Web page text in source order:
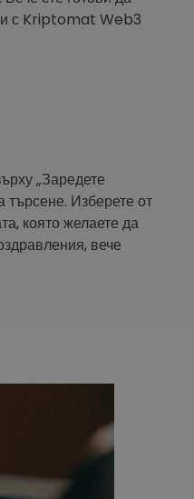
с Kriptomat Web3
„Заредете
търсене. Изберете от
която желаете да
вече